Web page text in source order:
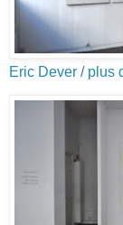
Eric Dever / plus